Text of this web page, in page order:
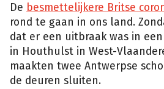
De besmettelijkere Britse
rond te gaan in ons land.
dat er een uitbraak was in
in Houthulst in West-
maakten twee Antwerpse
de deuren sluiten.